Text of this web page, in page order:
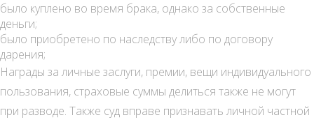
было куплено во время брака, однако за собственные
деньги;
было приобретено по наследству либо по договору
дарения;
Награды за личные заслуги, премии, вещи индивидуального
пользования, страховые суммы делиться также не могут
при разводе. Также суд вправе признавать личной частной